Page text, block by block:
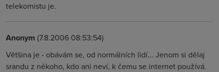
telekomistu je.
Anonym (7.8.2006 08:53:54)
Většina je - obávám se, od normálních lidí... Jenom si dělaj
srandu z někoho, kdo ani neví, k čemu se internet používá.